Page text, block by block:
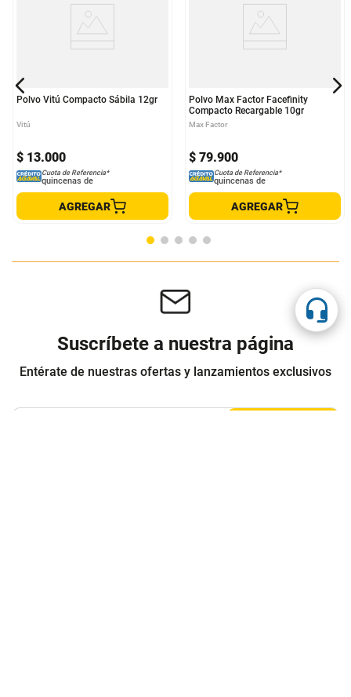
Polvo Vitú Compacto Sábila 12gr
Vitú
$ 13.000
Cuota de Referencia*
quincenas de
AGREGAR
Polvo Max Factor Facefinity
Compacto Recargable 10gr
Max Factor
$ 79.900
Cuota de Referencia*
quincenas de
AGREGAR
Suscríbete a nuestra página
Entérate de nuestras ofertas y lanzamientos exclusivos